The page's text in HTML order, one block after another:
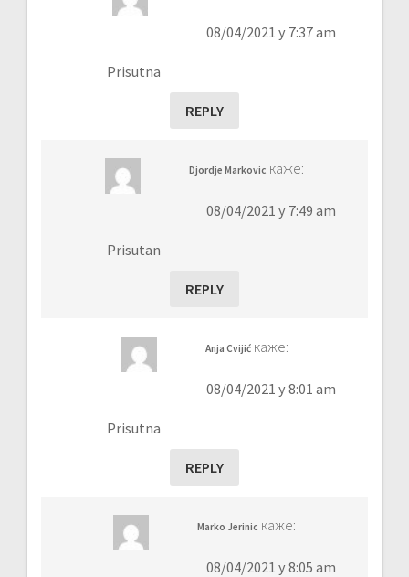
08/04/2021 у 7:37 am
Prisutna
REPLY
Djordje Markovic каже:
08/04/2021 у 7:49 am
Prisutan
REPLY
Anja Cvijić каже:
08/04/2021 у 8:01 am
Prisutna
REPLY
Marko Jerinic каже:
08/04/2021 у 8:05 am